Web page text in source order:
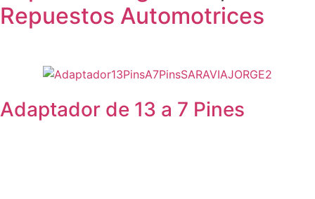
Repuestos Automotrices
Adaptador de 13 a 7 Pines